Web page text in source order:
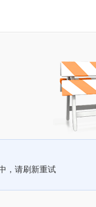
，请刷新重试